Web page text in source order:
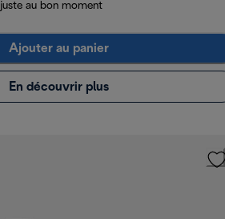
au bon moment
Ajouter au panier
En découvrir plus